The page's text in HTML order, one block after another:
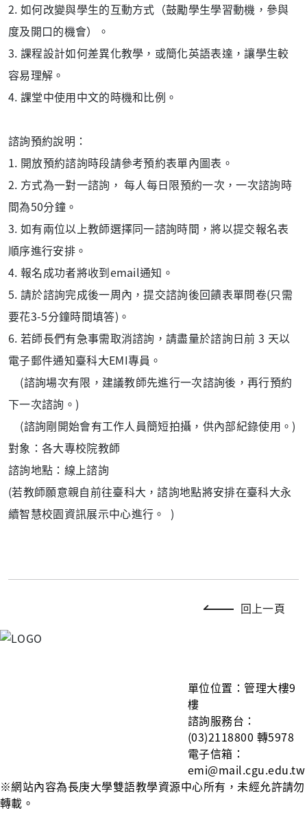
2. 如何改變與學生的互動方式（鼓勵學生學習動機，參與
度及開口的機會）。
3. 課程設計如何差異化教學，或簡化英語表達，讓學生較
容易理解。
4. 課堂中使用中文的時機和比例。
諮詢預約說明：
1. 開放預約諮詢時段請參考預約表單內圖表。
2. 方式為一對一諮詢， 每人每日限預約一次，一次諮詢時
間為50分鐘。
3. 如有兩位以上教師選擇同一諮詢時間，將以提交報名表
順序進行安排。
4. 報名成功者將收到email通知。
5. 請於諮詢完成後一周內，提交諮詢後回饋表單問卷(只需
要花3-5分鐘時間填答)。
6. 若師長們有急事需取消諮詢，請盡量於諮詢日前 3 天以
電子郵件通知臺科大EMI專員。
(諮詢場次有限，建議教師先進行一次諮詢後，再行預約
下一次諮詢。)
(諮詢剛開始會有工作人員簡短拍攝，供內部紀錄使用。)
對象：各大專校院教師
諮詢地點：線上諮詢
(若教師願意親自前往臺科大，諮詢地點將安排在臺科大永
續智慧校園資訊展示中心進行。 )
回上一頁
單位位置：管理大樓9
樓
諮詢服務台：
(03)2118800 轉5978
電子信箱：
emi@mail.cgu.edu.tw
※網站內容為長庚大學雙語教學資源中心所有，未經允許請勿
轉載。